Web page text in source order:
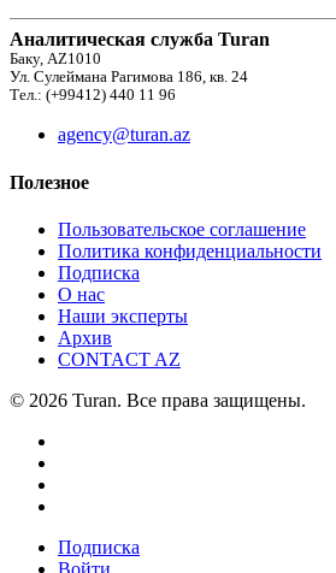
Аналитическая служба Turan
Баку, AZ1010
Ул. Сулеймана Рагимова 186, кв. 24
Тел.: (+99412) 440 11 96
agency@turan.az
Полезное
Пользовательское соглашение
Политика конфиденциальности
Подписка
О нас
Наши эксперты
Архив
CONTACT AZ
© 2026 Turan. Все права защищены.
Подписка
Войти